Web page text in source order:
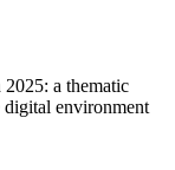
a thematic
environment